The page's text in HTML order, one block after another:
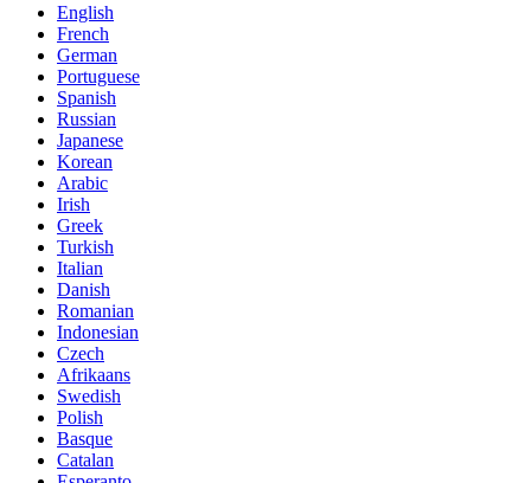
English
French
German
Portuguese
Spanish
Russian
Japanese
Korean
Arabic
Irish
Greek
Turkish
Italian
Danish
Romanian
Indonesian
Czech
Afrikaans
Swedish
Polish
Basque
Catalan